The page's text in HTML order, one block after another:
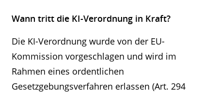
Wann tritt die KI-Verordnung in Kraft?
Die KI-Verordnung wurde von der EU-
Kommission vorgeschlagen und wird im
Rahmen eines ordentlichen
Gesetzgebungsverfahren erlassen (Art. 294